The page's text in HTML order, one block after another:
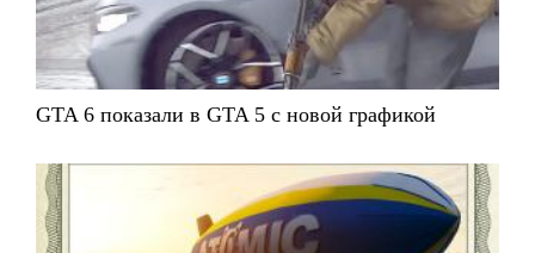
GTA 6 показали в GTA 5 с новой графикой